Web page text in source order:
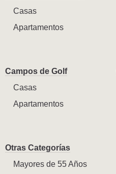
Casas
Apartamentos
Campos de Golf
Casas
Apartamentos
Otras Categorías
Mayores de 55 Años